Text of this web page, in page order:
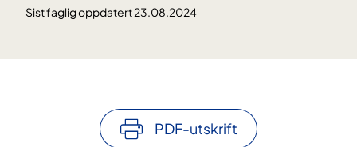
Sist faglig oppdatert 23.08.2024
PDF-utskrift